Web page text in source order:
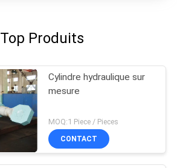
Top Produits
Cylindre hydraulique sur
mesure
MOQ:1 Piece / Pieces
CONTACT